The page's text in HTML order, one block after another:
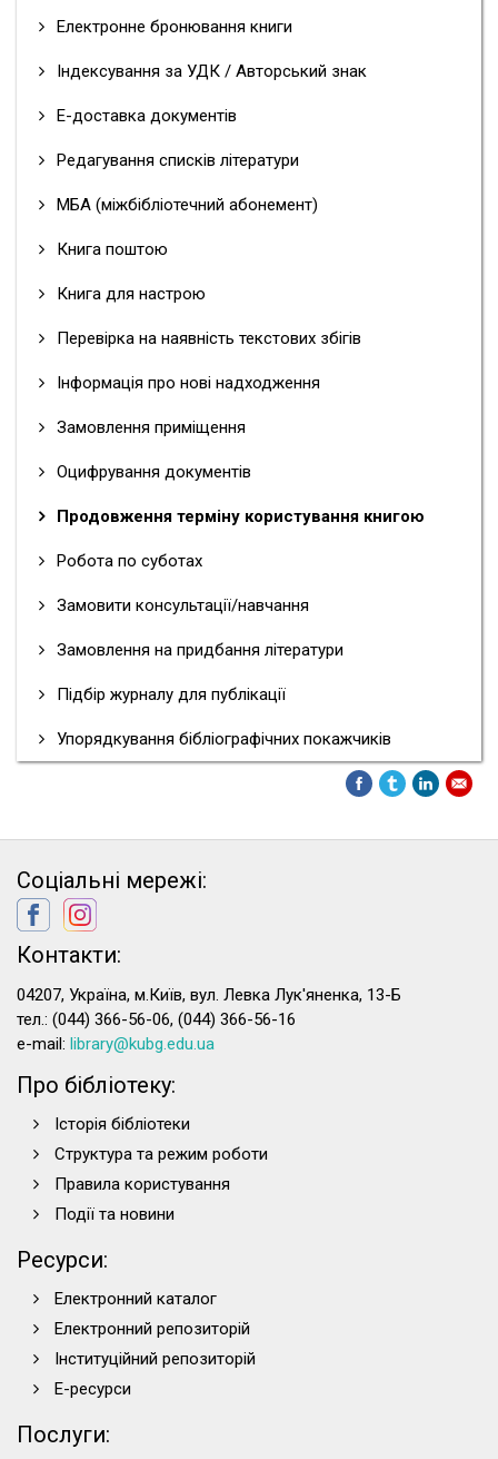
Електронне бронювання книги
Індексування за УДК / Авторський знак
Е-доставка документів
Редагування списків літератури
МБА (міжбібліотечний абонемент)
Книга поштою
Книга для настрою
Перевірка на наявність текстових збігів
Інформація про нові надходження
Замовлення приміщення
Оцифрування документів
Продовження терміну користування книгою
Робота по суботах
Замовити консультації/навчання
Замовлення на придбання літератури
Підбір журналу для публікації
Упорядкування бібліографічних покажчиків
Соціальні мережі:
Контакти:
04207, Україна, м.Київ, вул. Левка Лук'яненка, 13-Б
тел.: (044) 366-56-06, (044) 366-56-16
e-mail: library@kubg.edu.ua
Про бібліотеку:
Історія бібліотеки
Структура та режим роботи
Правила користування
Події та новини
Ресурси:
Електронний каталог
Електронний репозиторій
Інституційний репозиторій
Е-ресурси
Послуги: